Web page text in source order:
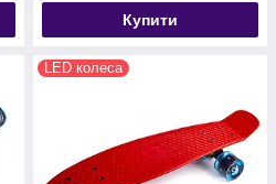
Купити
LED колеса